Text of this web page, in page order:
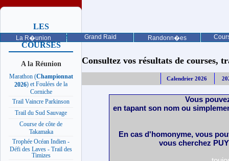
La R�union Grand Raid Randonn�es
LES
PROCHAINES
COURSES
A la Réunion
Marathon (Championnat
2026) et Foulées de la
Corniche
Trail Vaincre Parkinson
Trail du Sud Sauvage
Course de côte de
Takamaka
Trophée Océan Indien -
Défi des Laves - Trail des
Timizes
Consultez vos résultats de courses,
Calendrier 2026
Vous
en tapant son nom ou
En cas d'homonyme, vous
vous cherchez